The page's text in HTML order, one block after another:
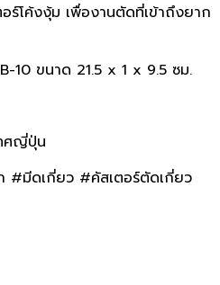
ร์โค้งงุ้ม เพื่องานตัดที่เข้าถึงยาก
10 ขนาด 21.5 x 1 x 9.5 ซม.
ศญี่ปุ่น
มีดเกี่ยว #คัสเตอร์ตัดเกี่ยว